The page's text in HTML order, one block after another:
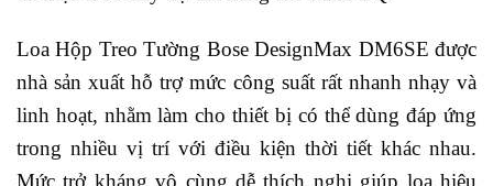
Loa Hộp Treo Tường Bose DesignMax DM6SE được
nhà sản xuất hỗ trợ mức công suất rất nhanh nhạy và
linh hoạt, nhằm làm cho thiết bị có thể dùng đáp ứng
trong nhiều vị trí với điều kiện thời tiết khác nhau.
Mức trở kháng vô cùng dễ thích nghi giúp loa hiệu